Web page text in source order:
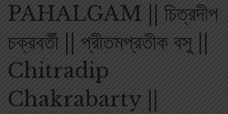
PAHALGAM || চিত্রদীপ
চক্রবর্তী || প্রীতমপ্রতীক বসু ||
Chitradip
Chakrabarty ||